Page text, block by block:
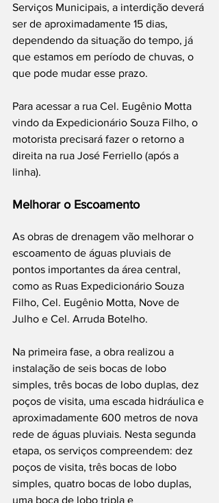
Serviços Municipais, a interdição deverá
ser de aproximadamente 15 dias,
dependendo da situação do tempo, já
que estamos em período de chuvas, o
que pode mudar esse prazo.
Para acessar a rua Cel. Eugênio Motta
vindo da Expedicionário Souza Filho, o
motorista precisará fazer o retorno a
direita na rua José Ferriello (após a
linha).
Melhorar o Escoamento
As obras de drenagem vão melhorar o
escoamento de águas pluviais de
pontos importantes da área central,
como as Ruas Expedicionário Souza
Filho, Cel. Eugênio Motta, Nove de
Julho e Cel. Arruda Botelho.
Na primeira fase, a obra realizou a
instalação de seis bocas de lobo
simples, três bocas de lobo duplas, dez
poços de visita, uma escada hidráulica e
aproximadamente 600 metros de nova
rede de águas pluviais. Nesta segunda
etapa, os serviços compreendem: dez
poços de visita, três bocas de lobo
simples, quatro bocas de lobo duplas,
uma boca de lobo tripla e